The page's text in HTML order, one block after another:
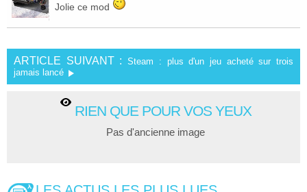
Jolie ce mod
ARTICLE SUIVANT : Steam : plus d'un jeu acheté sur trois
jamais lancé
RIEN QUE POUR VOS YEUX
Pas d'ancienne image